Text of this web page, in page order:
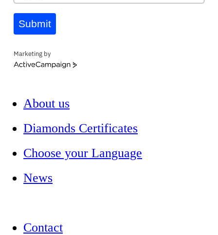
Submit
Marketing by
ActiveCampaign
About us
Diamonds Certificates
Choose your Language
News
Contact